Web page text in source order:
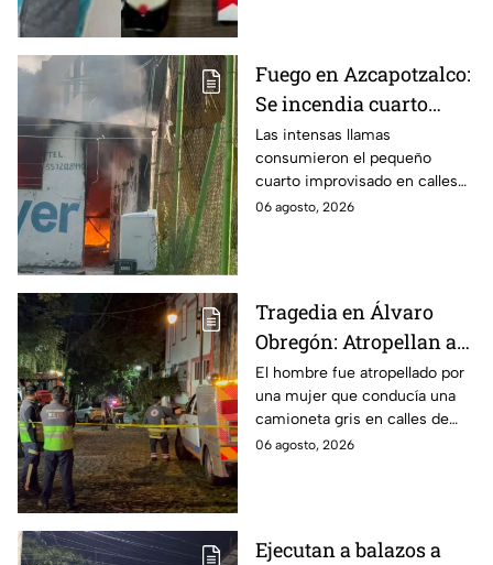
Fuego en Azcapotzalco:
Se incendia cuarto
improvisado en la
Industrial Vallejo;
rompen cadenas para
combatir las llamas
Las intensas llamas
consumieron el pequeño
cuarto improvisado en calles
de Azcapotzalco; bomberos
06 agosto, 2026
Tragedia en Álvaro
Obregón: Atropellan a
hombre en situación de
calle y queda prensado
en San Ángel, CDMX
El hombre fue atropellado por
una mujer que conducía una
camioneta gris en calles de
San Ángel; la responsable ya
06 agosto, 2026
Ejecutan a balazos a